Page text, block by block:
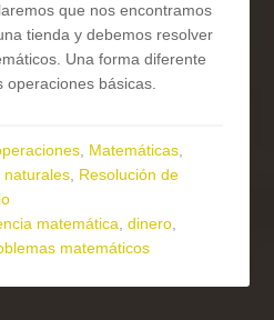
que nos encontramos
tienda y debemos resolver
Una forma diferente
operaciones básicas.
, Matemáticas,
naturales, Resolución de
matemática,dinero,
matemáticos